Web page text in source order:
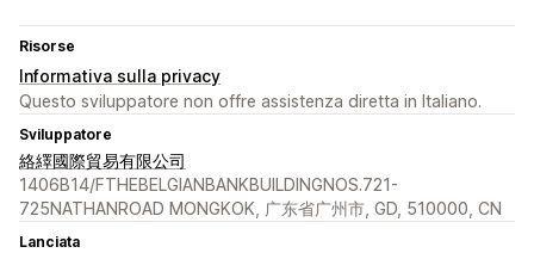
Risorse
Informativa sulla privacy
Questo sviluppatore non offre assistenza diretta in Italiano.
Sviluppatore
絡繹國際貿易有限公司
1406B14/FTHEBELGIANBANKBUILDINGNOS.721-
725NATHANROAD MONGKOK, 广东省广州市, GD, 510000, CN
Lanciata